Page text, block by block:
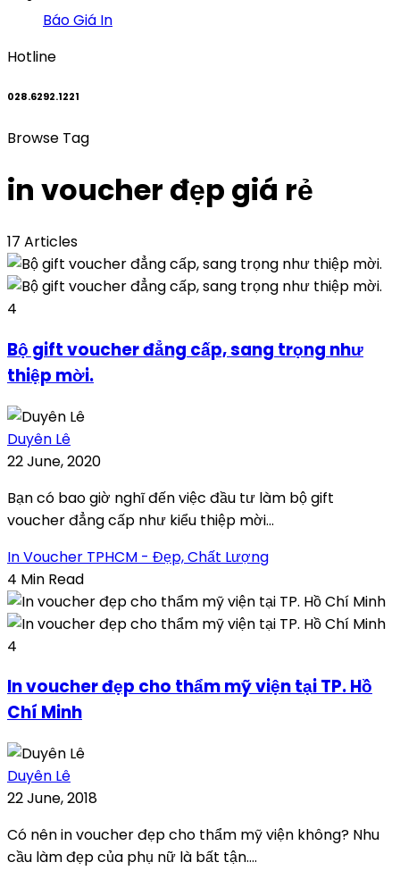
Báo Giá In
Hotline
028.6292.1221
Browse Tag
in voucher đẹp giá rẻ
17 Articles
4
Bộ gift voucher đẳng cấp, sang trọng như
thiệp mời.
Duyên Lê
22 June, 2020
Bạn có bao giờ nghĩ đến việc đầu tư làm bộ gift
voucher đẳng cấp như kiểu thiệp mời...
In Voucher TPHCM - Đẹp, Chất Lượng
4 Min Read
4
In voucher đẹp cho thẩm mỹ viện tại TP. Hồ
Chí Minh
Duyên Lê
22 June, 2018
Có nên in voucher đẹp cho thẩm mỹ viện không? Nhu
cầu làm đẹp của phụ nữ là bất tận....